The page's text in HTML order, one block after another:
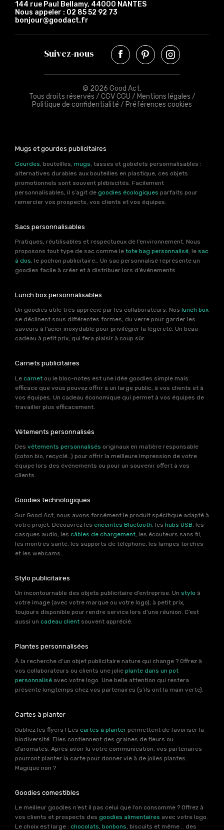
144 rue Paul Bellamy, 44000 NANTES
Nous appeler : 02 85 52 92 73
bonjour@goodact.fr
Suivez-nous
© 2026 Good Act.
Tous droits réservés / CGV CGU / Mentions légales /
Politique de confidentialité / Préférences cookies
Mugs et gourdes publicitaires
Gourdes , bouteilles, mugs , tasses et gobelets personnalisables :
alternatives durables aux bouteilles en plastique, ces objets
promotionnels sont souvent plébiscités. Facilement
personnalisables, il s’agit de goodies écologiques parfaits pour
remercier vos prospects, vos clients et vos équipes.
Sacs personnalisables
Pratiques, réutilisables et respectueux de l’environnement. Nous
proposons tout type de sac comme le tote bag personnalisé, le sac
à dos, le pochon publicitaire… Un sac personnalisé représente un
goodies facile à créer et à distribuer lors d’événements.
Lunch box personnalisables
Un goodies utile très apprécié par les collaborateurs. Nos lunch box
se déclinent sous différentes formes, du verre pour garder les
saveurs à l’acier inoxydable pour privilégier la légèreté. Un beau
cadeau à petit prix, qui fera plaisir à coup sûr.
Carnets publicitaires
Le carnet ou le bloc-notes est une idée goodies simple mais
efficace que vous pouvez offrir à un large public, à vos clients et à
vos équipes. Un cadeau économique qui permet à vos équipes de
travailler plus efficacement.
Vêtements personnalisés
Des vêtements personnalisés originaux en matière responsable
(coton bio, recyclé…) pour offrir la meilleure impression de votre
équipe lors des événements ou pour un souvenir offert à vos
clients.
Goodies technologiques
Sur Good Act, nous avons forcément le produit spécifique adapté à
votre projet. Découvrez les enceintes Bluetooth , les hubs USB , les
casques audio, les câbles de chargement , les écouteurs sans fil,
les montres santé, les supports de téléphone, les lampes torches
et les webcams…
Stylo publicitaires
Un incontournable des objets publicitaire d’entreprise. Un stylo à
votre image (avec votre marque ou votre logo), à petit prix,
toujours disponible pour rendre service lors d’une réunion. C’est
aussi un cadeau client souvent apprécié.
Plantes personnalisées
À la recherche d’un objet publicitaire nature qui change ? Offrez à
vos collaborateurs ou clients une jolie plante dans un pot
personnalisé avec votre logo. Une belle attention qui restera
présente longtemps chez vos partenaires (s’ils ont la main verte).
Cartes à planter
Oubliez les flyers ! Les cartes à planter permettent de favoriser la
biodiversité. Elles contiennent des graines de fleurs ou
d’aromates. Après avoir lu votre communication, vos partenaires
pourront planter la carte pour donner vie à de jolies plantes.
Magique non ?
Goodies comestibles
Le meilleur goodies n’est il pas celui que l’on consomme ? Offrez à
vos clients et prospects des goodies alimentaires avec votre logo.
Le choix est large : chocolats, bonbons, biscuits et même .. des